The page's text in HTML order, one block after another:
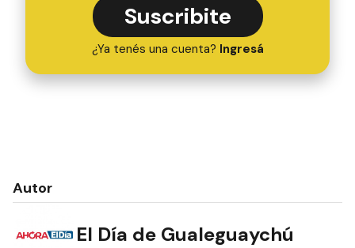
Suscribite
¿Ya tenés una cuenta? Ingresá
Autor
El Día de Gualeguaychú